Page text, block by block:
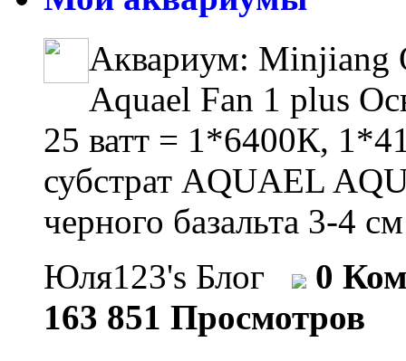
Аквариум: Minjiang
Aquael Fan 1 plus
25 ватт = 1*6400К,
субстрат AQUAEL
черного базальта 3-4
Юля123's Блог
0
163 851 Просмотров